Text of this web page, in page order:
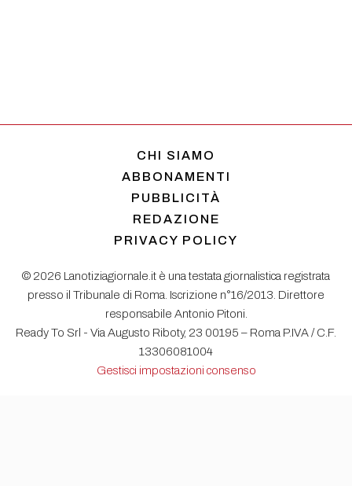
CHI SIAMO
ABBONAMENTI
PUBBLICITÀ
REDAZIONE
PRIVACY POLICY
© 2026 Lanotiziagiornale.it è una testata giornalistica registrata
presso il Tribunale di Roma. Iscrizione n°16/2013. Direttore
responsabile Antonio Pitoni.
Ready To Srl - Via Augusto Riboty, 23 00195 – Roma P.IVA / C.F.
13306081004
Gestisci impostazioni consenso